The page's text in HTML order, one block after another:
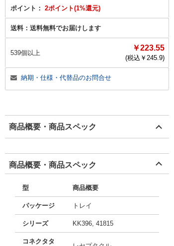
ポイント： 2ポイント(1%還元)
送料： 送料無料でお届けします
539個以上
￥223.55
(税込￥ 245.9)
納期・仕様・代替品のお問合せ
商品概要・商品スペック
商品概要・商品スペック
型 商品概要
パッケージ トレイ
シリーズ KK396, 41815
コネクタタ